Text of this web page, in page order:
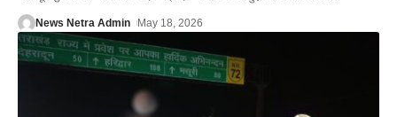
News Netra Admin May 18, 2026